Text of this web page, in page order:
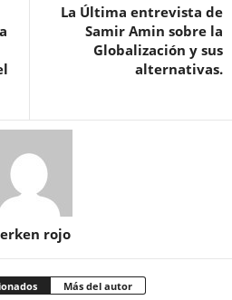
La Última entrevista de
Samir Amin sobre la
Globalización y sus
alternativas.
rojo
Más del autor